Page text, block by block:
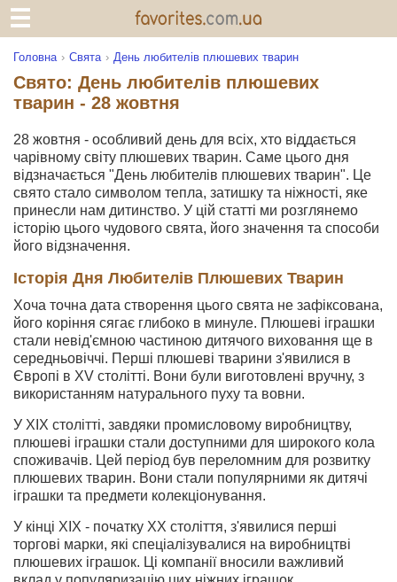
Головна Свята День любителів плюшевих тварин
Свято: День любителів плюшевих
тварин - 28 жовтня
28 жовтня - особливий день для всіх, хто віддається
чарівному світу плюшевих тварин. Саме цього дня
відзначається "День любителів плюшевих тварин". Це
свято стало символом тепла, затишку та ніжності, яке
принесли нам дитинство. У цій статті ми розглянемо
історію цього чудового свята, його значення та способи
його відзначення.
Історія Дня Любителів Плюшевих Тварин
Хоча точна дата створення цього свята не зафіксована,
його коріння сягає глибоко в минуле. Плюшеві іграшки
стали невід'ємною частиною дитячого виховання ще в
середньовіччі. Перші плюшеві тварини з'явилися в
Європі в XV столітті. Вони були виготовлені вручну, з
використанням натурального пуху та вовни.
У XIX столітті, завдяки промисловому виробництву,
плюшеві іграшки стали доступними для широкого кола
споживачів. Цей період був переломним для розвитку
плюшевих тварин. Вони стали популярними як дитячі
іграшки та предмети колекціонування.
У кінці XIX - початку XX століття, з'явилися перші
торгові марки, які спеціалізувалися на виробництві
плюшевих іграшок. Ці компанії вносили важливий